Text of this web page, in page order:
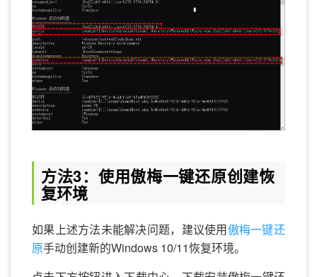
方法3：使用傲梅一键还原创建恢
复环境
如果上述方法未能解决问题，建议使用傲梅一键还
原手动创建新的Windows 10/11恢复环境。